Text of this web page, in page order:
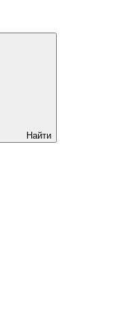
Найти